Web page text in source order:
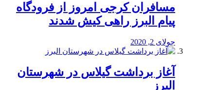
مسافران کرجی امروز از فرودگاه
پیام البرز راهی کیش شدند
جولای 2, 2020
آغاز برداشت گیلاس در شهرستان
البرز